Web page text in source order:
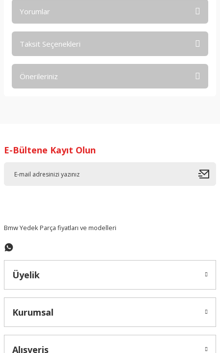
Yorumlar
Taksit Seçenekleri
Önerileriniz
Ürün resmi kalitesiz, bozuk veya görüntülenemiyor.
E-Bültene Kayıt Olun
Bmw Yedek Parça fiyatları ve modelleri
Üyelik
Kurumsal
Alışveriş